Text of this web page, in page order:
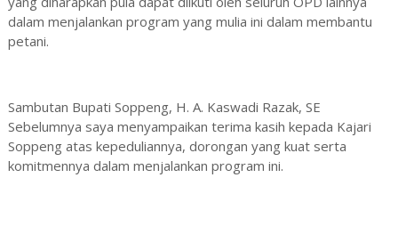
dalam menjalankan program yang mulia ini dalam membantu
petani.
Sambutan Bupati Soppeng, H. A. Kaswadi Razak, SE
Sebelumnya saya menyampaikan terima kasih kepada Kajari
Soppeng atas kepeduliannya, dorongan yang kuat serta
komitmennya dalam menjalankan program ini.